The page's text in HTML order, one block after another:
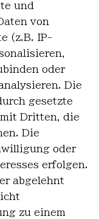
und
von
(z.B. IP-
oder
Die
gesetzte
Dritten, die
Die
oder
erfolgen.
abgelehnt
zu einem